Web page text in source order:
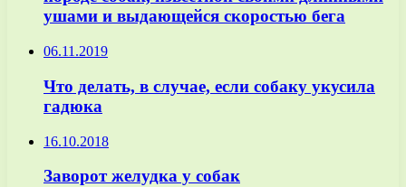
ушами и выдающейся скоростью бега
06.11.2019
Что делать, в случае, если собаку укусила
гадюка
16.10.2018
Заворот желудка у собак